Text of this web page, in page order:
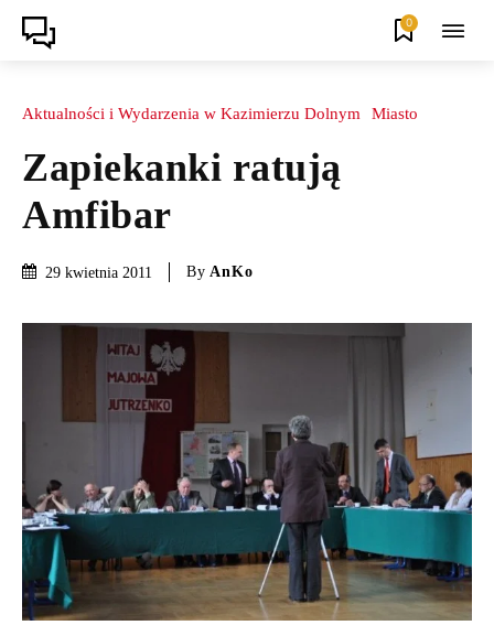
0
Aktualności i Wydarzenia w Kazimierzu Dolnym Miasto
Zapiekanki ratują
Amfibar
29 kwietnia 2011 By AnKo